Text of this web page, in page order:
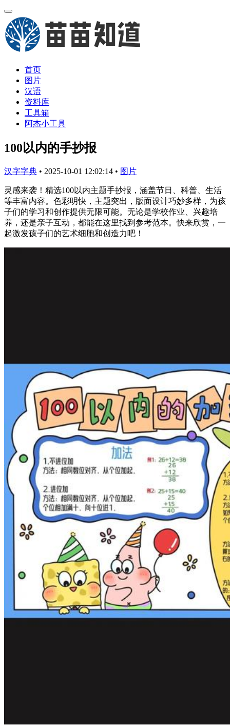
首页
图片
汉语
资料库
工具箱
阿杰小工具
100以内的手抄报
汉字字典 • 2025-10-01 12:02:14 • 图片
灵感来袭！精选100以内主题手抄报，涵盖节日、科普、生活
等丰富内容。色彩明快，主题突出，版面设计巧妙多样，为孩
子们的学习和创作提供无限可能。无论是学校作业、兴趣培
养，还是亲子互动，都能在这里找到参考范本。快来欣赏，一
起激发孩子们的艺术细胞和创造力吧！